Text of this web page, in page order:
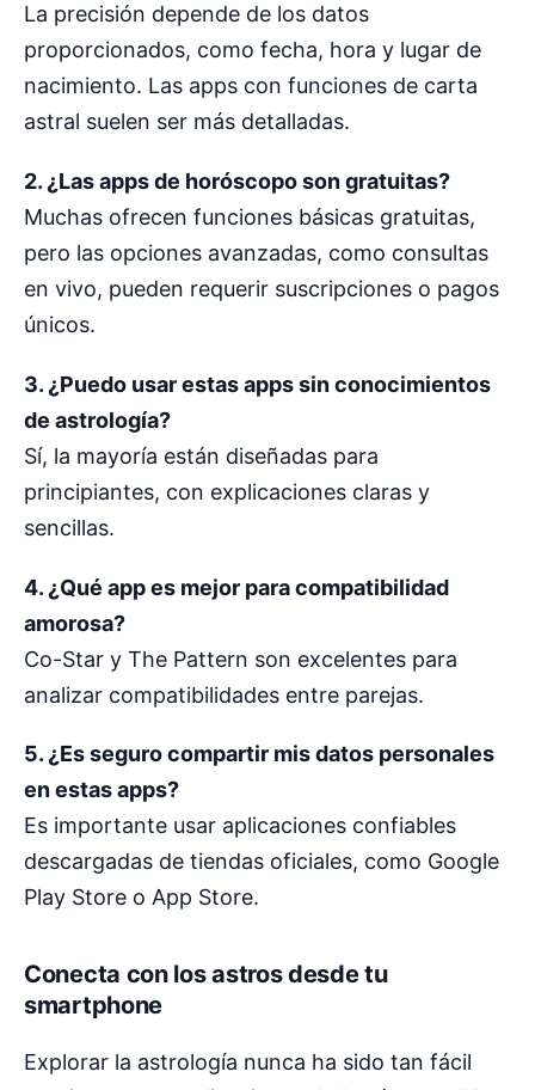
La precisión depende de los datos
proporcionados, como fecha, hora y lugar de
nacimiento. Las apps con funciones de carta
astral suelen ser más detalladas.
2. ¿Las apps de horóscopo son gratuitas?
Muchas ofrecen funciones básicas gratuitas,
pero las opciones avanzadas, como consultas
en vivo, pueden requerir suscripciones o pagos
únicos.
3. ¿Puedo usar estas apps sin conocimientos
de astrología?
Sí, la mayoría están diseñadas para
principiantes, con explicaciones claras y
sencillas.
4. ¿Qué app es mejor para compatibilidad
amorosa?
Co-Star y The Pattern son excelentes para
analizar compatibilidades entre parejas.
5. ¿Es seguro compartir mis datos personales
en estas apps?
Es importante usar aplicaciones confiables
descargadas de tiendas oficiales, como Google
Play Store o App Store.
Conecta con los astros desde tu
smartphone
Explorar la astrología nunca ha sido tan fácil